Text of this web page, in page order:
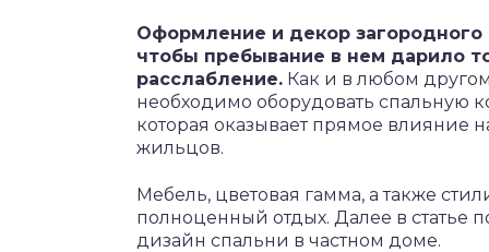
Оформление и декор
чтобы пребывание в нем дарило
расслабление. Как и в любом
необходимо оборудовать спальную
которая оказывает прямое влияние
жильцов.
Мебель, цветовая гамма, а также
полноценный отдых. Далее в статье
дизайн спальни в частном доме.